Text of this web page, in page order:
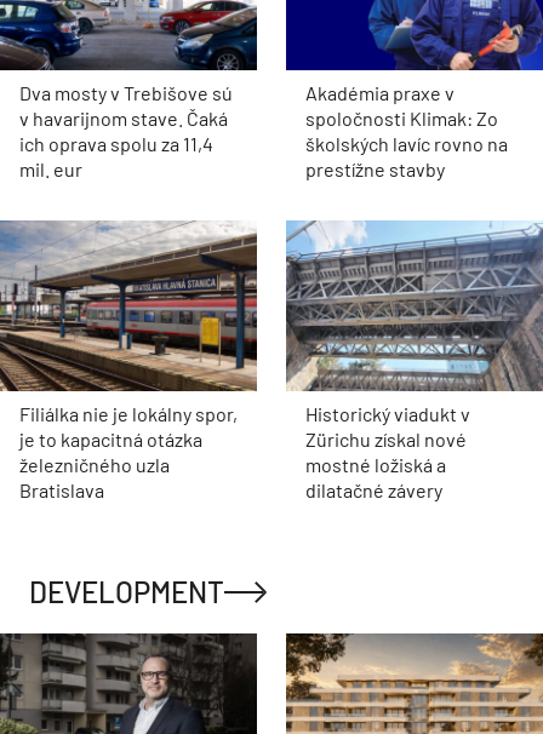
Dva mosty v Trebišove sú
v havarijnom stave. Čaká
ich oprava spolu za 11,4
mil. eur
Akadémia praxe v
spoločnosti Klimak: Zo
školských lavíc rovno na
prestížne stavby
Filiálka nie je lokálny spor,
je to kapacitná otázka
železničného uzla
Bratislava
Historický viadukt v
Zürichu získal nové
mostné ložiská a
dilatačné závery
DEVELOPMENT